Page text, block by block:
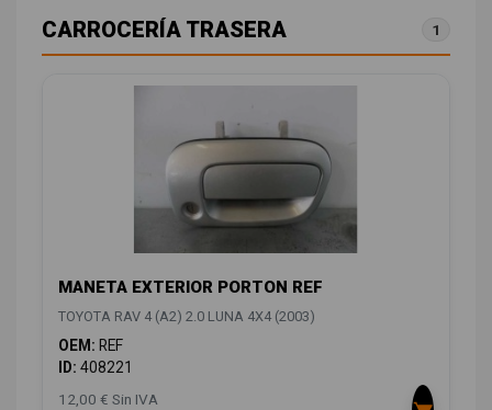
CARROCERÍA TRASERA 1
MANETA EXTERIOR PORTON REF
TOYOTA RAV 4 (A2) 2.0 LUNA 4X4 (2003)
OEM: REF
ID: 408221
12,00 € Sin IVA